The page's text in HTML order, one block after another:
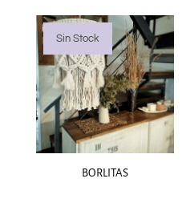
Sin Stock
BORLITAS